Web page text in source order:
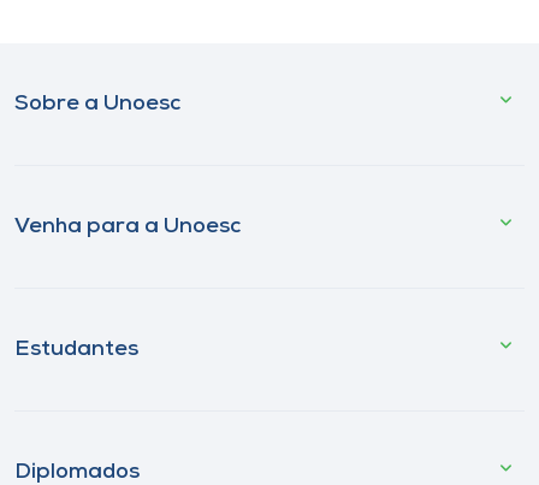
Sobre a Unoesc
Venha para a Unoesc
Estudantes
Diplomados